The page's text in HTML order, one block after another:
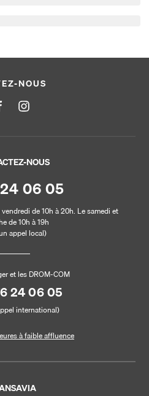
NOUS
NOUS
06 05
de 10h à 20h. Le samedi et
de 10h à 19h
appel local)
et les DROM-COM
24 06 05
international)
à faible affluence